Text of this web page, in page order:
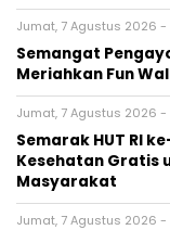
Jumat, 7 Agustus 2026 -
Semangat
Meriahkan Fun
Jumat, 7 Agustus 2026 -
Semarak HUT RI
Kesehatan Gratis
Masyarakat
Jumat, 7 Agustus 2026 -